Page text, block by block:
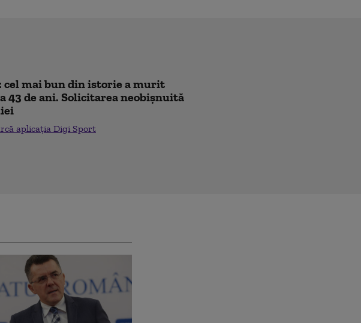
cel mai bun din istorie a murit
43 de ani. Solicitarea neobișnuită
aplicația Digi Sport